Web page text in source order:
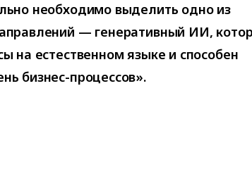
необходимо выделить одно из
— генеративный ИИ,
на естественном языке и способен
бизнес-процессов».